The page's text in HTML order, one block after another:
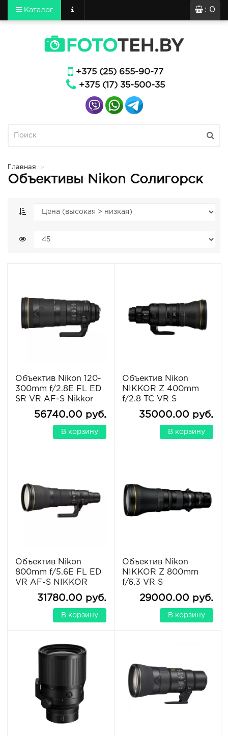
: 0
Каталог
+375 (25) 655-90-77
+375 (17) 35-500-35
Главная
Объективы Nikon Солигорск
Объектив Nikon 120-
300mm f/2.8E FL ED
SR VR AF-S Nikkor
56740.00 руб.
В корзину
Объектив Nikon
NIKKOR Z 400mm
f/2.8 TC VR S
35000.00 руб.
В корзину
Объектив Nikon
800mm f/5.6E FL ED
VR AF-S NIKKOR
31780.00 руб.
В корзину
Объектив Nikon
NIKKOR Z 800mm
f/6.3 VR S
29000.00 руб.
В корзину